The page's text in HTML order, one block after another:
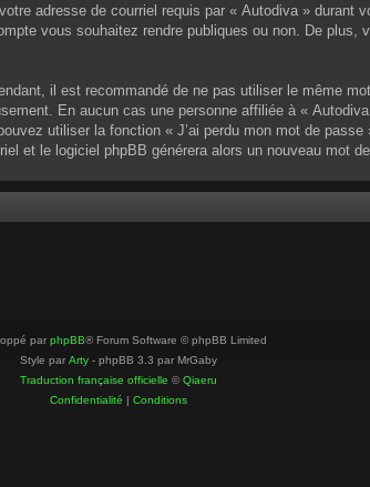
adresse de courriel requis par « Autodiva »
vous souhaitez rendre publiques ou non. De
il est recommandé de ne pas utiliser le même
En aucun cas une personne affiliée à «
utiliser la fonction « J’ai perdu mon mot de
et le logiciel phpBB générera alors un nouveau mot
par phpBB® Forum Software © phpBB Limited
Style par Arty - phpBB 3.3 par MrGaby
Traduction française officielle ©Qiaeru
Confidentialité | Conditions